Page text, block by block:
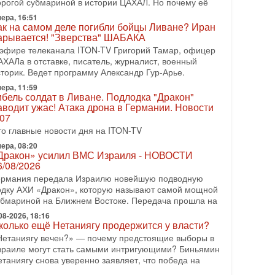
2026, 17:50
голос» Израиля: кто заберет его на этот
русскоязычных репатриантов не раз кардинально
политический ландшафт Израиля. Достаточно
взлет партии «Исраэль ба-алия», когда
2026, 17:00
закрытых дверей: о чём на самом деле
Трамп и Нетаньяху?
визит премьер-министра Израиля Биньямина
в США и его встреча с Дональдом Трампом
больше вопросов, чем ответов. Полная
07-2026, 15:18
готовит покушение на Нетаниягу! Трамп не
эскалации, но КСИР готовит взрыв!
телеканала ITON-TV СЕРГЕЙ МИГДАЛЬ,
по вопросам безопасности, офицер запаса
управления полиции Израиля, автор
07-2026, 09:02
за разоружение ХАМАСа - НОВОСТИ
07/2026
президент США Дональд Трамп заявил о
16:51
на самом деле погибли бойцы Ливане? Иран
"Зверства" ШАБАКА
телеканала ITON-TV Григорий Тамар, офицер
в отставке, писатель, журналист, военный
Ведет программу Александр Гур-Арье.
11:59
солдат в Ливане. Подлодка "Дракон"
ужас! Атака дрона в Германии. Новости
главные новости дня на ITON-TV
08:20
усилил ВМС Израиля - НОВОСТИ
08/2026
передала Израилю новейшую подводную
АХИ «Дракон», которую называют самой мощной
на Ближнем Востоке. Передача прошла на
2026, 18:16
ещё Нетаниягу продержится у власти?
вечен?» — почему предстоящие выборы в
могут стать самыми интригующими? Биньямин
снова уверенно заявляет, что победа на